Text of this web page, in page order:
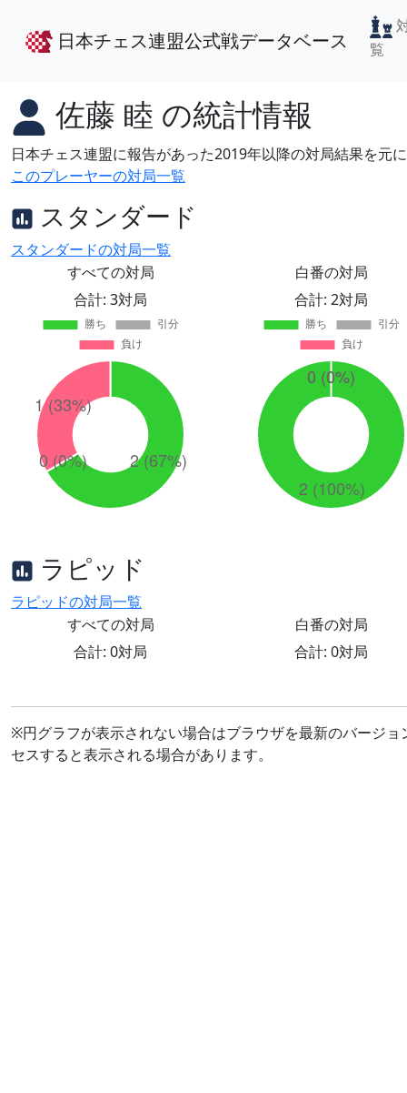
日本チェス連盟公式戦データベース
覧
佐藤 睦 の統計情報
日本チェス連盟に報告があった2019年以降の対局結果を元
このプレーヤーの対局一覧
スタンダード
スタンダードの対局一覧
すべての対局
合計: 3対局
白番の対局
合計: 2対局
ラピッド
ラピッドの対局一覧
すべての対局
合計: 0対局
白番の対局
合計: 0対局
※円グラフが表示されない場合はブラウザを最新のバージ
セスすると表示される場合があります。